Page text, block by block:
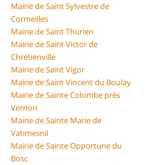
Mairie de Saint Sylvestre de
Cormeilles
Mairie de Saint Thurien
Mairie de Saint Victor de
Chrétienville
Mairie de Saint Vigor
Mairie de Saint Vincent du Boulay
Mairie de Sainte Colombe près
Vernon
Mairie de Sainte Marie de
Vatimesnil
Mairie de Sainte Opportune du
Bosc